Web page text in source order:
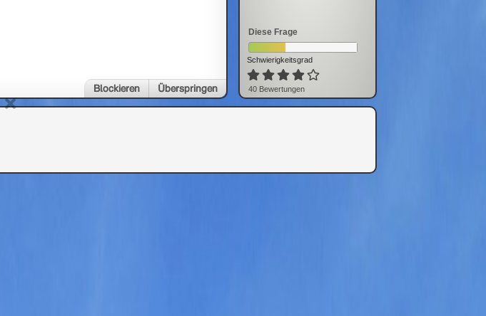
Blockieren Überspringen
Diese Frage
Schwierigkeitsgrad
40 Bewertungen